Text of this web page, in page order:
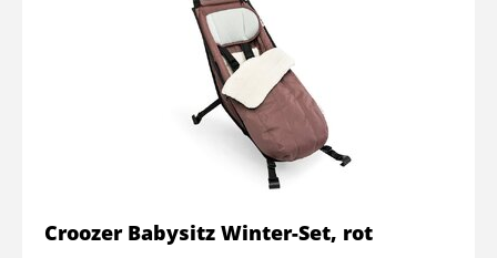
Croozer Babysitz Winter-Set, rot